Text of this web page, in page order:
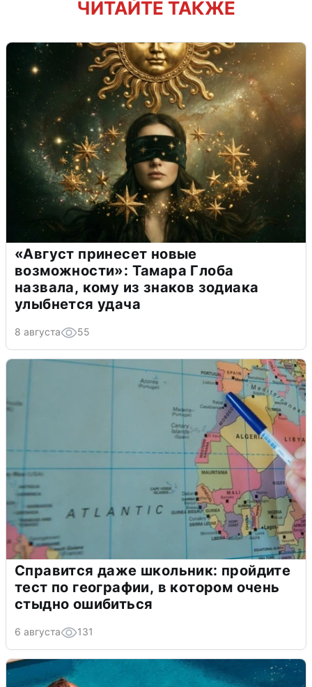
ЧИТАЙТЕ ТАКЖЕ
«Август принесет новые
возможности»: Тамара Глоба
назвала, кому из знаков зодиака
улыбнется удача
8 августа 55
Справится даже школьник: пройдите
тест по географии, в котором очень
стыдно ошибиться
6 августа 131